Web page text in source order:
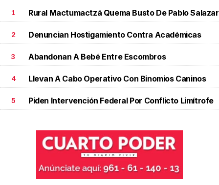
1 Rural Mactumactzá Quema Busto De Pablo Salazar
2 Denuncian Hostigamiento Contra Académicas
3 Abandonan A Bebé Entre Escombros
4 Llevan A Cabo Operativo Con Binomios Caninos
5 Piden Intervención Federal Por Conflicto Limítrofe